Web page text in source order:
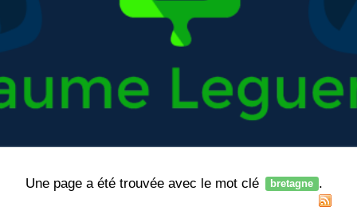
Une page a été trouvée avec le mot clé bretagne .